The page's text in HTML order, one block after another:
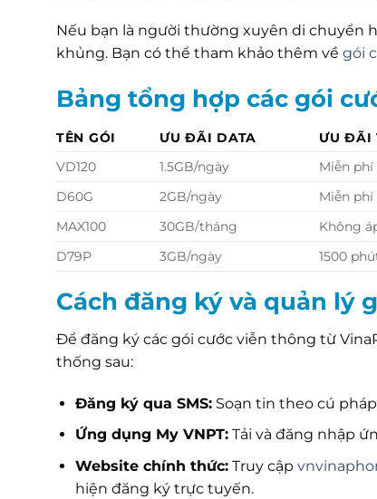
Nếu bạn là người thường xuyên di chuyển
khủng. Bạn có thể tham khảo thêm về gói
Bảng tổng hợp các gói
TÊN GÓI ƯU ĐÃI DATA ƯU ĐÃI
VD120
1.5GB/ngày Miễn
D60G
2GB/ngày Miễn
MAX100
30GB/tháng Không
D79P
3GB/ngày 1500
Cách đăng ký và quản lý
Để đăng ký các gói cước viễn thông từ
thống sau:
Đăng ký qua SMS:Soạn tin theo cú pháp
Ứng dụng My VNPT:Tải và đăng nhập
Website chính thức:Truy cập
hiện đăng ký trực tuyến.